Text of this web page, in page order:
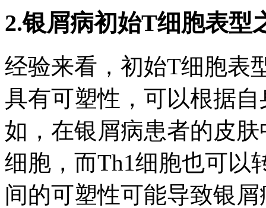
2.银屑病初始T细胞表型
经验来看，初始T细胞表
具有可塑性，可以根据
如，在银屑病患者的皮
细胞，而Th1细胞也可以
间的可塑性可能导致银